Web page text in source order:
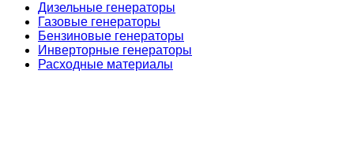
Дизельные генераторы
Газовые генераторы
Бензиновые генераторы
Инверторные генераторы
Расходные материалы